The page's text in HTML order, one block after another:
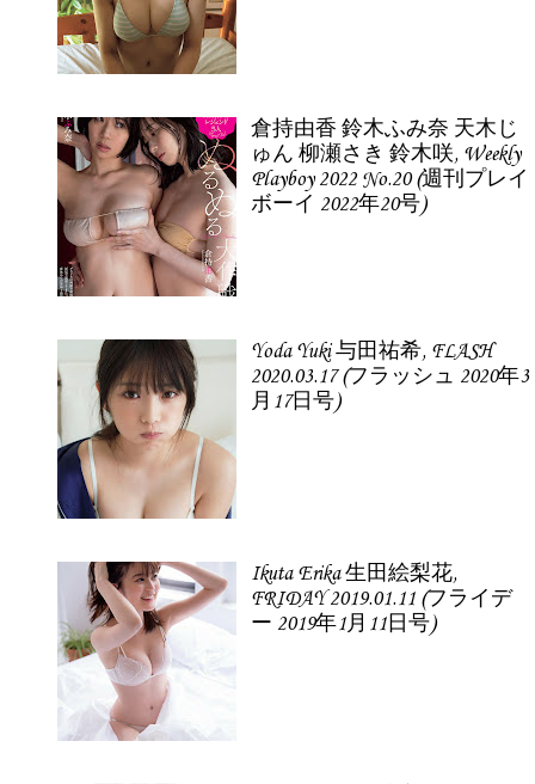
倉持由香 鈴木ふみ奈 天木じ
ゅん 柳瀬さき 鈴木咲, Weekly
Playboy 2022 No.20 (週刊プレイ
ボーイ 2022年20号)
Yoda Yuki 与田祐希, FLASH
2020.03.17 (フラッシュ 2020年3
月17日号)
Ikuta Erika 生田絵梨花,
FRIDAY 2019.01.11 (フライデ
ー 2019年1月11日号)